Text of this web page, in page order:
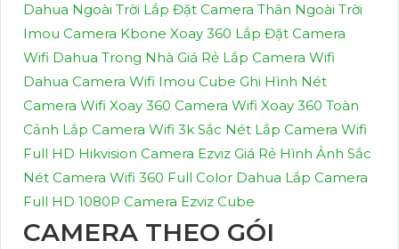
Dahua Ngoài Trời Lắp Đặt Camera Thân Ngoài Trời
Imou Camera Kbone Xoay 360 Lắp Đặt Camera
Wifi Dahua Trong Nhà Giá Rẻ Lắp Camera Wifi
Dahua Camera Wifi Imou Cube Ghi Hình Nét
Camera Wifi Xoay 360 Camera Wifi Xoay 360 Toàn
Cảnh Lắp Camera Wifi 3k Sắc Nét Lắp Camera Wifi
Full HD Hikvision Camera Ezviz Giá Rẻ Hình Ảnh Sắc
Nét Camera Wifi 360 Full Color Dahua Lắp Camera
Full HD 1080P Camera Ezviz Cube
CAMERA THEO GÓI